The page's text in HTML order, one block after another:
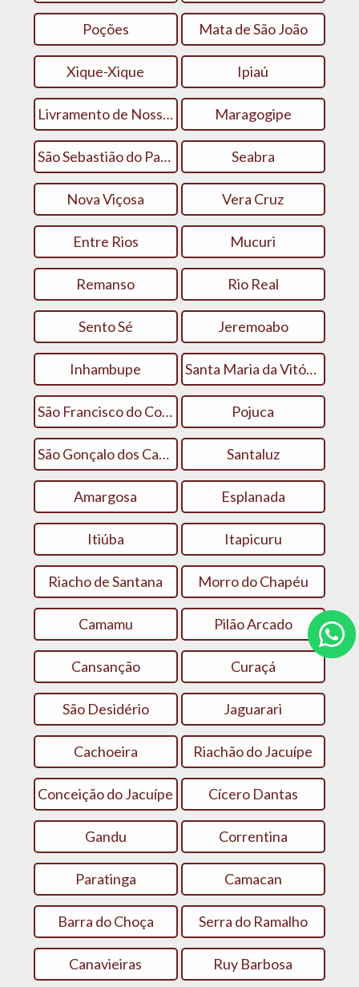
Poções Mata de São João
Xique-Xique Ipiaú
Livramento de Nossa Senhora Maragogipe
São Sebastião do Passé Seabra
Nova Viçosa Vera Cruz
Entre Rios Mucuri
Remanso Rio Real
Sento Sé Jeremoabo
Inhambupe Santa Maria da Vitória
São Francisco do Conde Pojuca
São Gonçalo dos Campos Santaluz
Amargosa Esplanada
Itiúba Itapicuru
Riacho de Santana Morro do Chapéu
Camamu Pilão Arcado
Cansanção Curaçá
São Desidério Jaguarari
Cachoeira Riachão do Jacuípe
Conceição do Jacuípe Cícero Dantas
Gandu Correntina
Paratinga Camacan
Barra do Choça Serra do Ramalho
Canavieiras Ruy Barbosa